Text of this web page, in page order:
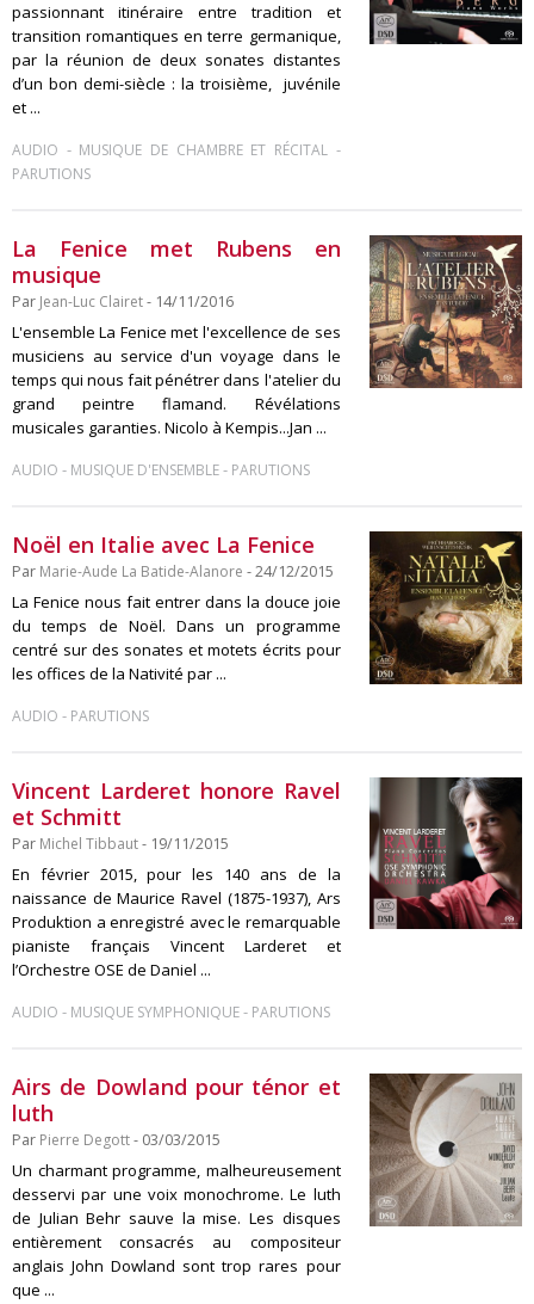
passionnant itinéraire entre tradition et
transition romantiques en terre germanique,
par la réunion de deux sonates distantes
d’un bon demi-siècle : la troisième, juvénile
et ...
AUDIO - MUSIQUE DE CHAMBRE ET RÉCITAL-
PARUTIONS
La Fenice met Rubens en
musique
Par Jean-Luc Clairet- 14/11/2016
L'ensemble La Fenice met l'excellence de ses
musiciens au service d'un voyage dans le
temps qui nous fait pénétrer dans l'atelier du
grand peintre flamand. Révélations
musicales garanties. Nicolo à Kempis...Jan ...
AUDIO - MUSIQUE D'ENSEMBLE- PARUTIONS
Noël en Italie avec La Fenice
Par Marie-Aude La Batide-Alanore - 24/12/2015
La Fenice nous fait entrer dans la douce joie
du temps de Noël. Dans un programme
centré sur des sonates et motets écrits pour
les offices de la Nativité par ...
AUDIO - PARUTIONS
Vincent Larderet honore Ravel
et Schmitt
Par Michel Tibbaut- 19/11/2015
En février 2015, pour les 140 ans de la
naissance de Maurice Ravel (1875-1937), Ars
Produktion a enregistré avec le remarquable
pianiste français Vincent Larderet et
l’Orchestre OSE de Daniel ...
AUDIO - MUSIQUE SYMPHONIQUE- PARUTIONS
Airs de Dowland pour ténor et
luth
Par Pierre Degott- 03/03/2015
Un charmant programme, malheureusement
desservi par une voix monochrome. Le luth
de Julian Behr sauve la mise. Les disques
entièrement consacrés au compositeur
anglais John Dowland sont trop rares pour
que ...